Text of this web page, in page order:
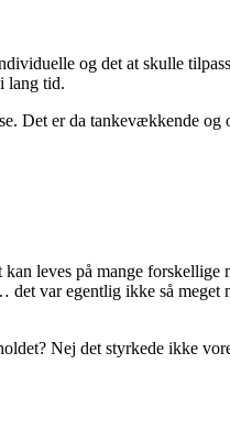
og det at skulle
lang tid.
Det er da tankevækkende
leves på mange forskellige
var egentlig ikke så
Nej det styrkede ikke